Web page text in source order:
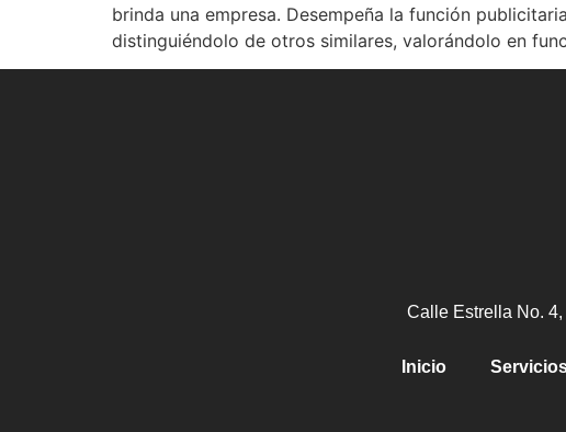
brinda una empresa. Desempeña la función
distinguiéndolo de otros similares, valorándolo en
Calle Estrella No.
Inicio